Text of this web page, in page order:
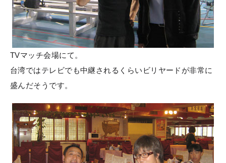
TVマッチ会場にて。
台湾ではテレビでも中継されるくらいビリヤードが非常に
盛んだそうです。